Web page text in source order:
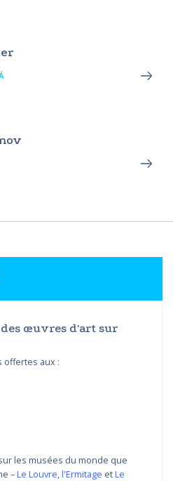
œuvres d'art sur
offertes aux :
les musées du monde que
–Le Louvre,l'Ermitage etLe